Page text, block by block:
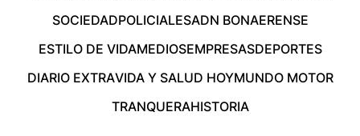
SOCIEDADPOLICIALESADN BONAERENSE
ESTILO DE VIDAMEDIOSEMPRESASDEPORTES
DIARIO EXTRAVIDA Y SALUD HOYMUNDO MOTOR
TRANQUERAHISTORIA